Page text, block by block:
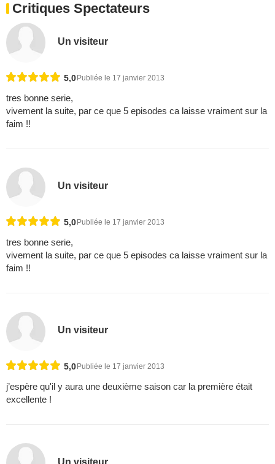
Critiques Spectateurs
Un visiteur
5,0Publiée le 17 janvier 2013
tres bonne serie,
vivement la suite, par ce que 5 episodes ca laisse vraiment sur la
faim !!
Un visiteur
5,0Publiée le 17 janvier 2013
tres bonne serie,
vivement la suite, par ce que 5 episodes ca laisse vraiment sur la
faim !!
Un visiteur
5,0 Publiée le 17 janvier 2013
j’espère qu'il y aura une deuxième saison car la première était
excellente !
Un visiteur